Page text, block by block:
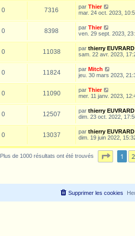
0 7316 par Thier
mar. 24 oct. 2023,
0 8398 par Thier
ven. 29 sept. 2023,
0 11038 par thierry EUVRARD
sam. 22 avr. 2023,
0 11824 par Mitch
jeu. 30 mars 2023,
0 11090 par Thier
mer. 11 janv. 2023,
0 12507 par thierry EUVRARD
dim. 23 oct. 2022,
0 13037 par thierry EUVRARD
dim. 19 juin 2022,
Plus de 1000 résultats ont été trouvés Page1 2
Supprimer les cookies